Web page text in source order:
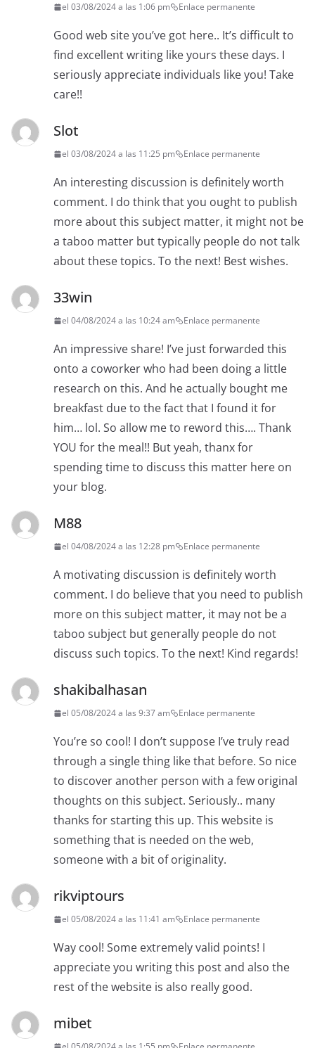
el 03/08/2024 a las 1:06 pm Enlace permanente
Good web site you’ve got here.. It’s difficult to
find excellent writing like yours these days. I
seriously appreciate individuals like you! Take
care!!
Slot
el 03/08/2024 a las 11:25 pm Enlace permanente
An interesting discussion is definitely worth
comment. I do think that you ought to publish
more about this subject matter, it might not be
a taboo matter but typically people do not talk
about these topics. To the next! Best wishes.
33win
el 04/08/2024 a las 10:24 am Enlace permanente
An impressive share! I’ve just forwarded this
onto a coworker who had been doing a little
research on this. And he actually bought me
breakfast due to the fact that I found it for
him… lol. So allow me to reword this…. Thank
YOU for the meal!! But yeah, thanx for
spending time to discuss this matter here on
your blog.
M88
el 04/08/2024 a las 12:28 pm Enlace permanente
A motivating discussion is definitely worth
comment. I do believe that you need to publish
more on this subject matter, it may not be a
taboo subject but generally people do not
discuss such topics. To the next! Kind regards!
shakibalhasan
el 05/08/2024 a las 9:37 am Enlace permanente
You’re so cool! I don’t suppose I’ve truly read
through a single thing like that before. So nice
to discover another person with a few original
thoughts on this subject. Seriously.. many
thanks for starting this up. This website is
something that is needed on the web,
someone with a bit of originality.
rikviptours
el 05/08/2024 a las 11:41 am Enlace permanente
Way cool! Some extremely valid points! I
appreciate you writing this post and also the
rest of the website is also really good.
mibet